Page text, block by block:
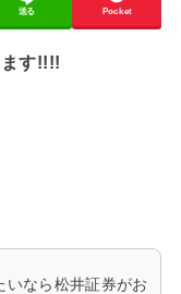
送る Pocket
す!!!!
いなら松井証券がお